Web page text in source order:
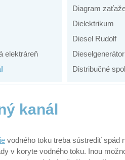
elektráreň
Diagram
Dielektrikum
Diesel Rudolf
Dieselgenerátor
Distribučné
kanál
vodného toku treba sústrediť spád
v koryte vodného toku. Inou